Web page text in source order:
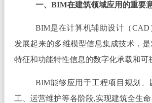
一、BIM在建筑领域应用的重要
BIM是在计算机辅助设计（CAD
发展起来的多维模型信息集成技术，
特征和功能特性信息的数字化承载和可
BIM能够应用于工程项目规划、
工、运营维护等各阶段,实现建筑全生